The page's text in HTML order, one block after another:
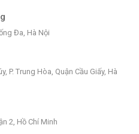
Đa, Hà Nội
P. Trung Hòa, Quận Cầu Giấy, Hà
2, Hồ Chí Minh